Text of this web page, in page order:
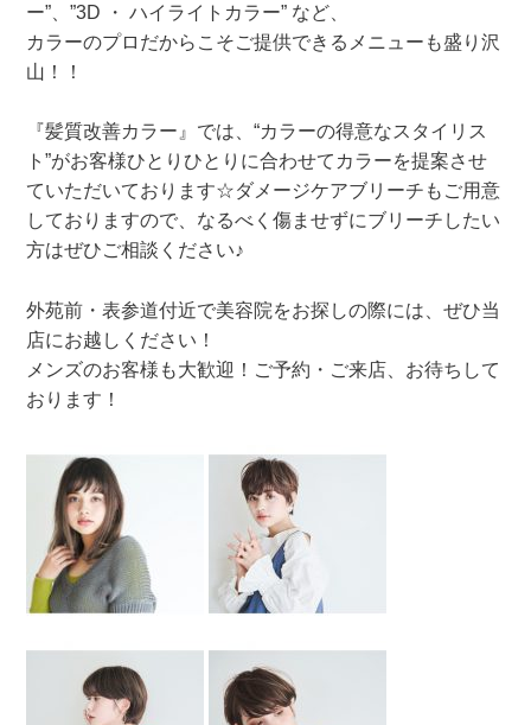
ー”、”3D ・ ハイライトカラー” など、
カラーのプロだからこそご提供できるメニューも盛り沢
山！！
『髪質改善カラー』では、“カラーの得意なスタイリス
ト”がお客様ひとりひとりに合わせてカラーを提案させ
ていただいております☆ダメージケアブリーチもご用意
しておりますので、なるべく傷ませずにブリーチしたい
方はぜひご相談ください♪
外苑前・表参道付近で美容院をお探しの際には、ぜひ当
店にお越しください！
メンズのお客様も大歓迎！ご予約・ご来店、お待ちして
おります！